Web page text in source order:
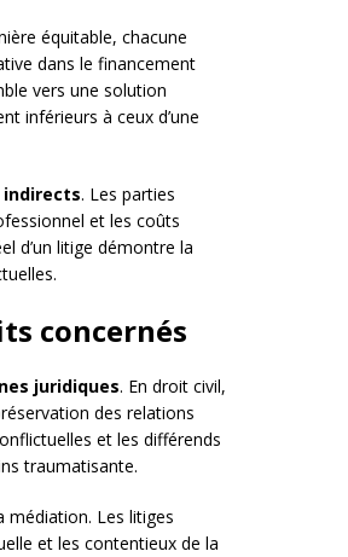
équitable, chacune
dans le financement
vers une solution
inférieurs à ceux d’une
. Les parties
et les coûts
d’un litige démontre la
concernés
juridiques. En droit civil,
des relations
et les différends
traumatisante.
médiation. Les litiges
et les contentieux de la